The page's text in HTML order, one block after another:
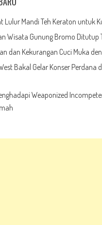
Lulur Mandi Teh Keraton untuk
Wisata Gunung Bromo Ditutup
dan Kekurangan Cuci Muka
Bakal Gelar Konser Perdana
Weaponized